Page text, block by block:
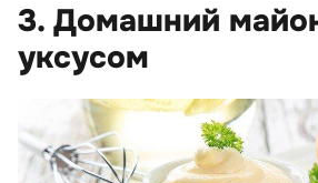
3. Домашний
уксусом